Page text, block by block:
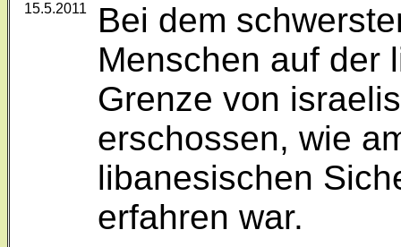
15.5.2011
Bei dem
Menschen auf der
Grenze von
erschossen, wie
libanesischen
erfahren war.